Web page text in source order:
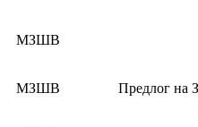
МЗШВ
МЗШВ Предлог на